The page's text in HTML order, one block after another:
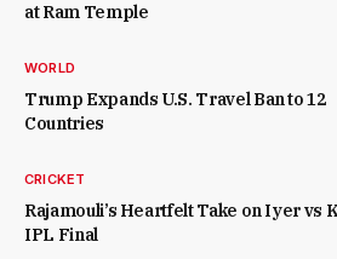
at Ram Temple
WORLD
Trump Expands U.S. Travel Ban to 12
Countries
CRICKET
Rajamouli’s Heartfelt Take on Iyer vs
IPL Final